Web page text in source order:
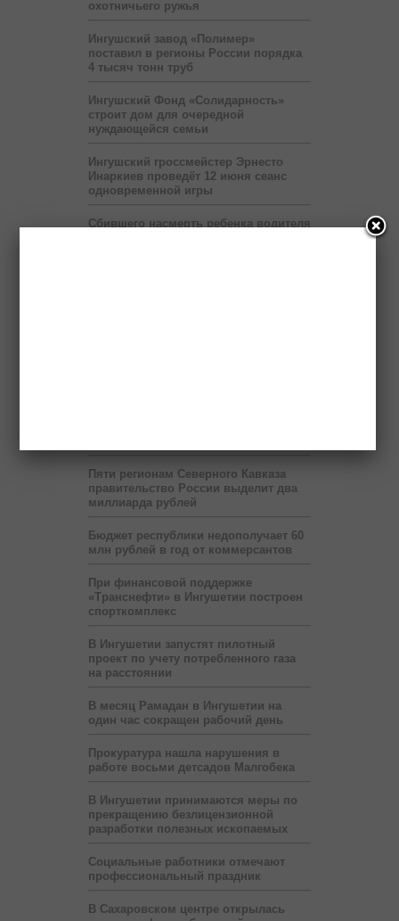
охотничьего ружья
Ингушский завод «Полимер»
поставил в регионы России порядка
4 тысяч тонн труб
Ингушский Фонд «Солидарность»
строит дом для очередной
нуждающейся семьи
Ингушский гроссмейстер Эрнесто
Инаркиев проведёт 12 июня сеанс
одновременной игры
Сбившего насмерть ребенка водителя
Пяти регионам Северного Кавказа
правительство России выделит два
миллиарда рублей
Бюджет республики недополучает 60
млн рублей в год от коммерсантов
При финансовой поддержке
«Транснефти» в Ингушетии построен
спорткомплекс
В Ингушетии запустят пилотный
проект по учету потребленного газа
на расстоянии
В месяц Рамадан в Ингушетии на
один час сокращен рабочий день
Прокуратура нашла нарушения в
работе восьми детсадов Малгобека
В Ингушетии принимаются меры по
прекращению безлицензионной
разработки полезных ископаемых
Социальные работники отмечают
профессиональный праздник
В Сахаровском центре открылась